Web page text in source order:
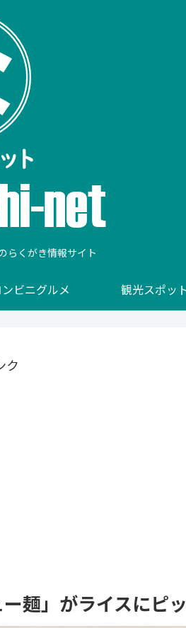
らくがき情報サイト
ンビニグルメ 観光スポッ
ク
麺」がライスにピ